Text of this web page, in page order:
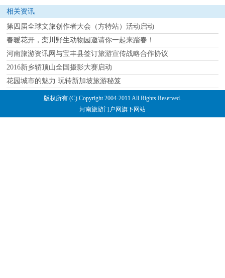
相关资讯
第四届全球文旅创作者大会（方特站）活动启动
春暖花开，栾川野生动物园邀请你一起来踏春！
河南旅游资讯网与宝丰县签订旅游宣传战略合作协议
2016新乡轿顶山全国摄影大赛启动
花园城市的魅力 玩转新加坡旅游秘笈
版权所有 (C) Copyright 2004-2011 All Rights Reserved.
河南旅游门户网旗下网站